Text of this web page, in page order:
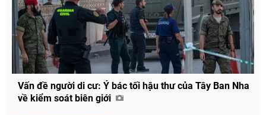
Vấn đề người di cư: Ý bác tối hậu thư của Tây Ban Nha
về kiểm soát biên giới